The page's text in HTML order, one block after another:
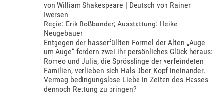
von William Shakespeare | Deutsch von Rainer
Iwersen
Regie: Erik Roßbander; Ausstattung: Heike
Neugebauer
Entgegen der hasserfüllten Formel der Alten „Auge
um Auge“ fordern zwei ihr persönliches Glück heraus:
Romeo und Julia, die Sprösslinge der verfeindeten
Familien, verlieben sich Hals über Kopf ineinander.
Vermag bedingungslose Liebe in Zeiten des Hasses
dennoch Rettung zu bringen?